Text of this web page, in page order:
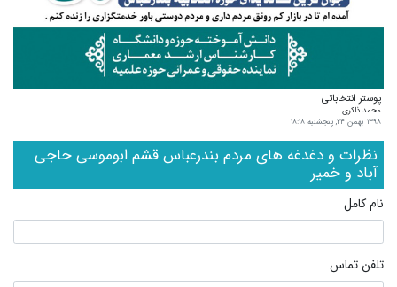
پوستر انتخاباتی
محمد ذاکری
۱۳۹۸ بهمن ۲۴, پنجشنبه ۱۸:۱۸
نظرات و دغدغه های مردم بندرعباس قشم ابوموسی حاجی
آباد و خمیر
نام کامل
تلفن تماس